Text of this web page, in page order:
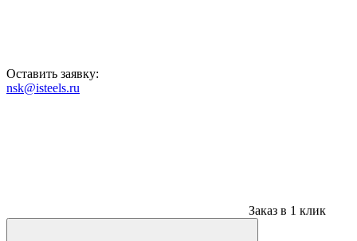
Оставить заявку:
nsk@isteels.ru
Заказ в 1 клик